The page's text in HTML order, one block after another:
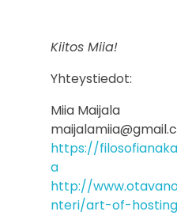
Kiitos Miia!
Yhteystiedot:
Miia Maijala
https://
a
http://
nteri/art-of-